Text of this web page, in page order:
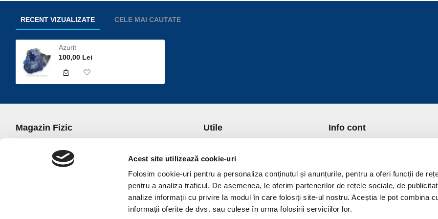
Acest site utilizează cookie-uri
Folosim cookie-uri pentru a personaliza conținutul și anunțurile, pentru a oferi funcții de
pentru a analiza traficul. De asemenea, le oferim partenerilor de rețele sociale, de
analize informații cu privire la modul în care folosiți site-ul nostru. Aceștia le pot combina
informații oferite de dvs. sau culese în urma folosirii serviciilor lor.
RECENT VIZUALIZATE CELE MAI CAUTATE
Azurit
100,00 Lei
Magazin Fizic
office@universulcristalelor.ro
0799 879 911, 0723 145 611 (Comenzi Telefonice)
Utile
Transport si Plata
Politica de Returnare
Politica de confidentialitate
Politica Cookies
Termeni si conditii
Info cont
Lista Favorite
GDPR - Protectia datelor
Contact